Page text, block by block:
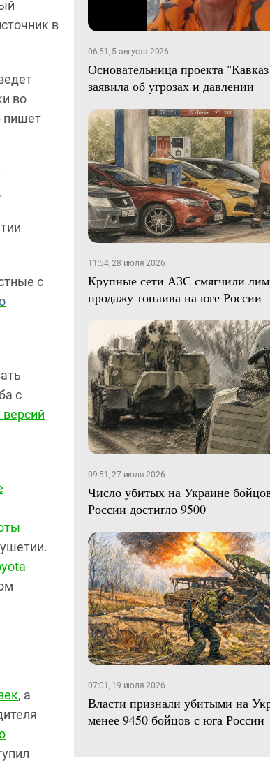
в
во
пишет
с
с
, а
06:51, 5 августа 2026
Основательница проекта
заявила об угрозах и давлении
11:54, 28 июля 2026
Крупные сети АЗС смягчили
продажу топлива на юге России
09:51, 27 июля 2026
Число убитых на Украине
России достигло 9500
07:01, 19 июля 2026
Власти признали убитыми на
менее 9450 бойцов с юга России